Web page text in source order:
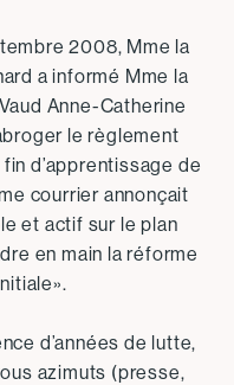
2008, Mme la
a informé Mme la
Anne-Catherine
le règlement
d’apprentissage de
courrier annonçait
et actif sur le plan
en main la réforme
d’années de lutte,
azimuts (presse,